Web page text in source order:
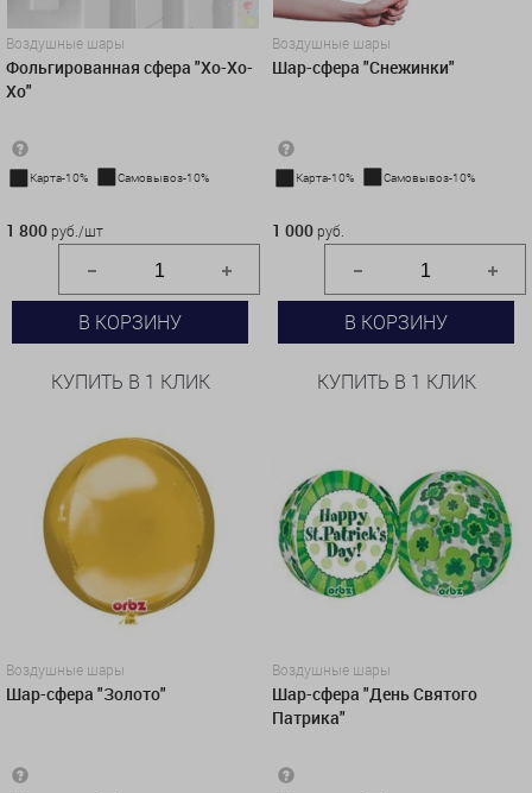
Воздушные шары
Фольгированная сфера "Хо-Хо-
Хо"
Карта-10% Самовывоз-10%
1 800 руб./шт
В КОРЗИНУ
КУПИТЬ В 1 КЛИК
Воздушные шары
Шар-сфера "Снежинки"
Карта-10% Самовывоз-10%
1 000 руб.
В КОРЗИНУ
КУПИТЬ В 1 КЛИК
Воздушные шары
Шар-сфера "Золото"
Воздушные шары
Шар-сфера "День Святого
Патрика"